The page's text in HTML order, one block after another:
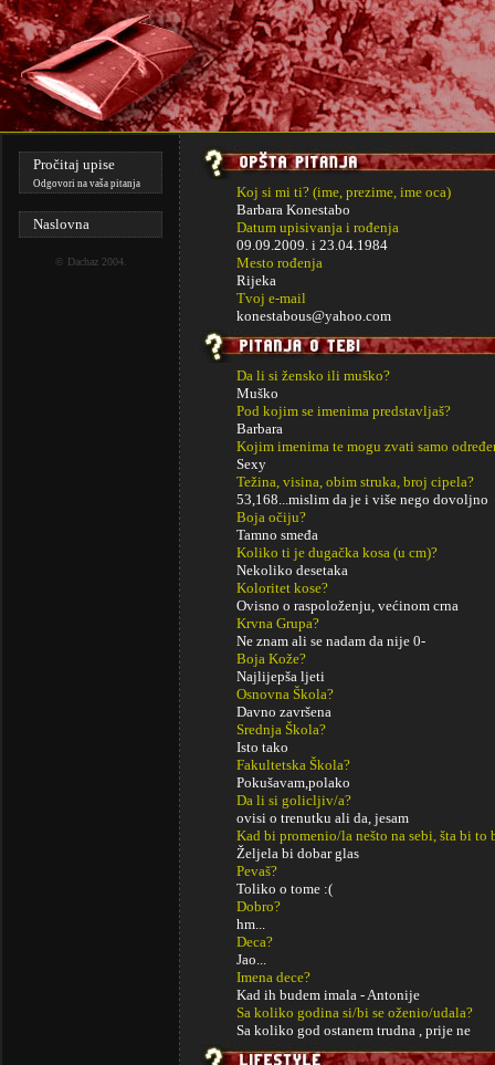
Pročitaj upise
Odgovori na vaša pitanja
Naslovna
© Dachaz2004.
Koj si mi ti? (ime, prezime, ime oca)
Barbara Konestabo
Datum upisivanja i rođenja
09.09.2009. i 23.04.1984
Mesto rođenja
Rijeka
Tvoj e-mail
konestabous@yahoo.com
Da li si žensko ili muško?
Muško
Pod kojim se imenima predstavljaš?
Barbara
Kojim imenima te mogu zvati samo
Sexy
Težina, visina, obim struka, broj cipela?
53,168...mislim da je i više nego dovoljno
Boja očiju?
Tamno smeđa
Koliko ti je dugačka kosa (u cm)?
Nekoliko desetaka
Koloritet kose?
Ovisno o raspoloženju, većinom crna
Krvna Grupa?
Ne znam ali se nadam da nije 0-
Boja Kože?
Najlijepša ljeti
Osnovna Škola?
Davno završena
Srednja Škola?
Isto tako
Fakultetska Škola?
Pokušavam,polako
Da li si golicljiv/a?
ovisi o trenutku ali da, jesam
Kad bi promenio/la nešto na sebi, šta bi to
Željela bi dobar glas
Pevaš?
Toliko o tome :(
Dobro?
hm...
Deca?
Jao...
Imena dece?
Kad ih budem imala - Antonije
Sa koliko godina si/bi se oženio/udala?
Sa koliko god ostanem trudna , prije ne